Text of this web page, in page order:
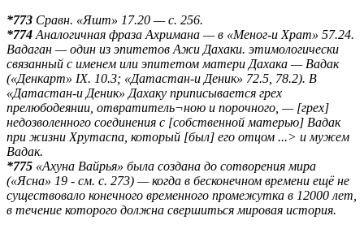
*773 Сравн. «Яшт» 17.20 — с. 256.
*774 Аналогичная фраза Ахримана — в «Меног-и Храт» 57.24.
Вадаган — один из эпитетов Ажи Дахаки. этимологически
связанный с именем или эпитетом матери Дахака — Вадак
(«Денкарт» IX. 10.3; «Датастан-и Деник» 72.5, 78.2). В
«Датастан-и Деник» Дахаку приписывается грех
прелюбодеянии, отвратитель¬ною и порочного, — [грех]
недозволенного соединения с [собственной матерью] Вадак
при жизни Хрутаспа, который [был] его отцом ...> и мужем
Вадак.
*775 «Ахуна Вайрья» была создана до сотворения мира
(«Ясна» 19 - см. с. 273) — когда в бесконечном времени ещё не
существовало конечного временного промежутка в 12000 лет,
в течение которого должна свершиться мировая история.